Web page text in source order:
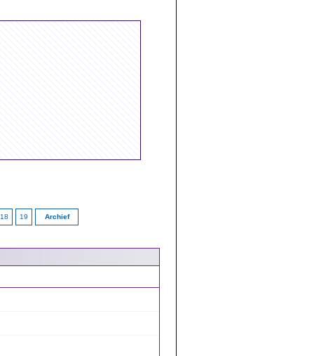
18 19 Archief